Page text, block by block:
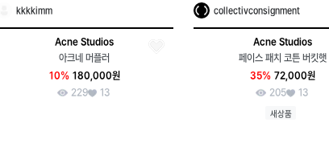
kkkkimm
Acne Studios
아크네 머플러
10% 180,000원
229
13
collectivconsignment
Acne Studios
페이스 패치 코튼 버킷햇
35% 72,000원
205
13
새상품